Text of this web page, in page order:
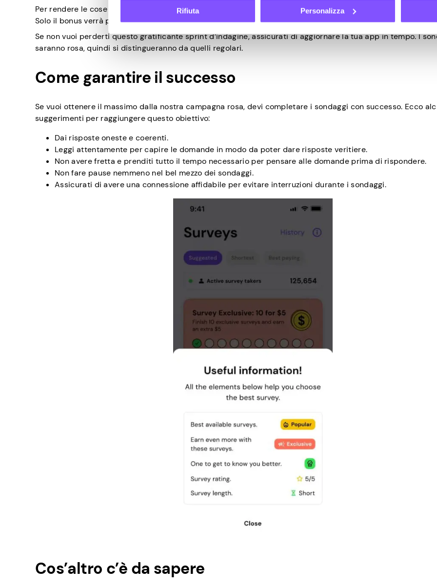
Rifiuta Personalizza
Per rendere le cose più chiare, il completamento di ogni sondaggio aggiungerà immediatamente fondi al
Solo il bonus verrà pagato una volta terminata la campagna, il 25 giugno.
Se non vuoi perderti questo gratificante sprint d’indagine, assicurati di aggiornare la tua app in tempo. I
saranno rosa, quindi si distingueranno da quelli regolari.
Come garantire il successo
Se vuoi ottenere il massimo dalla nostra campagna rosa, devi completare i sondaggi con successo. Ecco
suggerimenti per raggiungere questo obiettivo:
Dai risposte oneste e coerenti.
Leggi attentamente per capire le domande in modo da poter dare risposte veritiere.
Non avere fretta e prenditi tutto il tempo necessario per pensare alle domande prima di rispondere.
Non fare pause nemmeno nel bel mezzo dei sondaggi.
Assicurati di avere una connessione affidabile per evitare interruzioni durante i sondaggi.
Cos’altro c’è da sapere